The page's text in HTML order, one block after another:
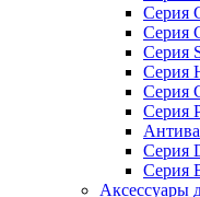
Серия
Серия
Серия
Серия
Серия
Серия
Серия
Серия
Аксессуары